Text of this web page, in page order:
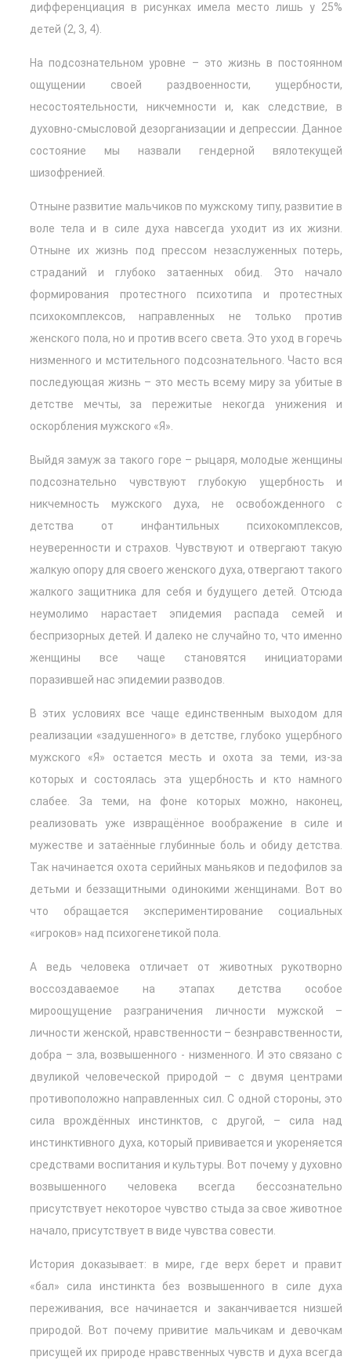
дифференциация в рисунках имела место лишь у 25%
детей (2, 3, 4).
На подсознательном уровне – это жизнь в постоянном
ощущении своей раздвоенности, ущербности,
несостоятельности, никчемности и, как следствие, в
духовно-смысловой дезорганизации и депрессии. Данное
состояние мы назвали гендерной вялотекущей
шизофренией.
Отныне развитие мальчиков по мужскому типу, развитие в
воле тела и в силе духа навсегда уходит из их жизни.
Отныне их жизнь под прессом незаслуженных потерь,
страданий и глубоко затаенных обид. Это начало
формирования протестного психотипа и протестных
психокомплексов, направленных не только против
женского пола, но и против всего света. Это уход в горечь
низменного и мстительного подсознательного. Часто вся
последующая жизнь – это месть всему миру за убитые в
детстве мечты, за пережитые некогда унижения и
оскорбления мужского «Я».
Выйдя замуж за такого горе – рыцаря, молодые женщины
подсознательно чувствуют глубокую ущербность и
никчемность мужского духа, не освобожденного с
детства от инфантильных психокомплексов,
неуверенности и страхов. Чувствуют и отвергают такую
жалкую опору для своего женского духа, отвергают такого
жалкого защитника для себя и будущего детей. Отсюда
неумолимо нарастает эпидемия распада семей и
беспризорных детей. И далеко не случайно то, что именно
женщины все чаще становятся инициаторами
поразившей нас эпидемии разводов.
В этих условиях все чаще единственным выходом для
реализации «задушенного» в детстве, глубоко ущербного
мужского «Я» остается месть и охота за теми, из-за
которых и состоялась эта ущербность и кто намного
слабее. За теми, на фоне которых можно, наконец,
реализовать уже извращённое воображение в силе и
мужестве и затаённые глубинные боль и обиду детства.
Так начинается охота серийных маньяков и педофилов за
детьми и беззащитными одинокими женщинами. Вот во
что обращается экспериментирование социальных
«игроков» над психогенетикой пола.
А ведь человека отличает от животных рукотворно
воссоздаваемое на этапах детства особое
мироощущение разграничения личности мужской –
личности женской, нравственности – безнравственности,
добра – зла, возвышенного - низменного. И это связано с
двуликой человеческой природой – с двумя центрами
противоположно направленных сил. С одной стороны, это
сила врождённых инстинктов, с другой, – сила над
инстинктивного духа, который прививается и укореняется
средствами воспитания и культуры. Вот почему у духовно
возвышенного человека всегда бессознательно
присутствует некоторое чувство стыда за свое животное
начало, присутствует в виде чувства совести.
История доказывает: в мире, где верх берет и правит
«бал» сила инстинкта без возвышенного в силе духа
переживания, все начинается и заканчивается низшей
природой. Вот почему привитие мальчикам и девочкам
присущей их природе нравственных чувств и духа всегда